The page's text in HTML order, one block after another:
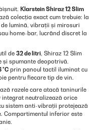
Klarstein Shiraz 12 Slim
colecția exact cum trebuie: la
lumină, vibrații și mirosuri
home-bar, lucrând discret la
de 32 de litri, Shiraz 12 Slim
și spumante deopotrivă.
°C prin panoul tactil iluminat cu
pentru fiecare tip de vin.
razele care atacă taninurile
integrat neutralizează orice
sistem anti-vibrații protejează
Compartimentul inferior este